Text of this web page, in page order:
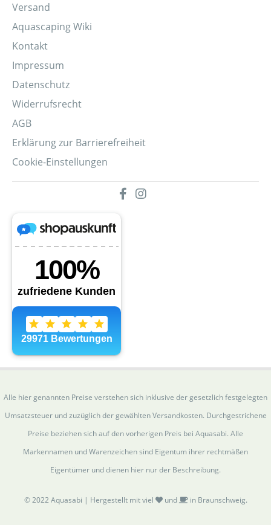
Versand
Aquascaping Wiki
Kontakt
Impressum
Datenschutz
Widerrufsrecht
AGB
Erklärung zur Barrierefreiheit
Cookie-Einstellungen
Alle hier genannten Preise verstehen sich inklusive der gesetzlich festgelegten
Umsatzsteuer und zuzüglich der gewählten Versandkosten. Durchgestrichene
Preise beziehen sich auf den vorherigen Preis bei Aquasabi. Alle
Markennamen und Warenzeichen sind Eigentum ihrer rechtmäßen
Eigentümer und dienen hier nur der Beschreibung.
© 2022 Aquasabi | Hergestellt mit viel und in Braunschweig.